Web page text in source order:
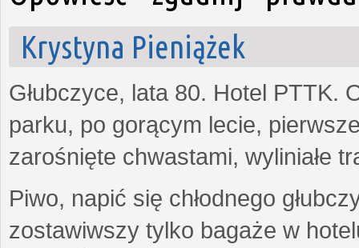
Krystyna Pieniążek
Głubczyce, lata 80. Hotel PTTK.
parku, po gorącym lecie,
zarośnięte chwastami, wyliniałe
Piwo, napić się chłodnego
zostawiwszy tylko bagaże w